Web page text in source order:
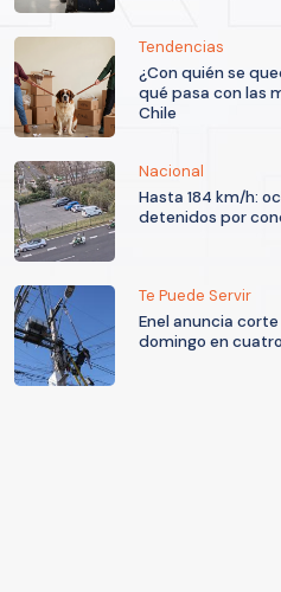
Tendencias
¿Con quién se
qué pasa con las
Chile
Nacional
Hasta 184 km/h:
detenidos por
Te Puede Servir
Enel anuncia
domingo en